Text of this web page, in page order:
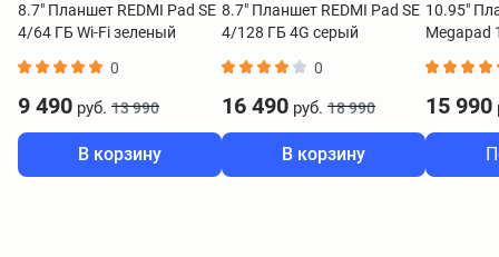
8.7" Планшет REDMI Pad SE
4/64 ГБ Wi-Fi зеленый
0
9 490 руб. 13 990
В корзину
8.7" Планшет REDMI Pad SE
4/128 ГБ 4G серый
0
16 490 руб. 18 990
В корзину
10.95"
Megapad
15 990